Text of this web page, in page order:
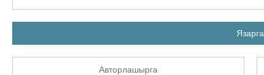
Язарга
Авторлашырга